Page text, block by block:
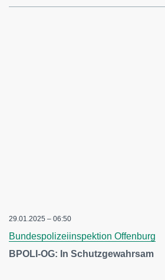
29.01.2025 – 06:50
Bundespolizeiinspektion Offenburg
BPOLI-OG: In Schutzgewahrsam